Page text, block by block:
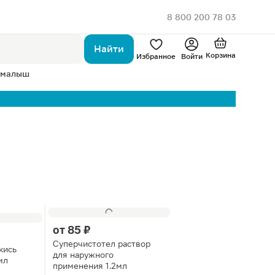
8 800 200 78 03
Найти
Избранное Войти Корзина
от85 ₽
Суперчистотел раствор
для наружного
применения 1.2мл